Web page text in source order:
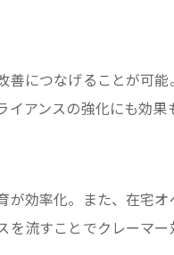
につなげることが可
アンスの強化にも効果
効率化。また、在宅
流すことでクレーマー